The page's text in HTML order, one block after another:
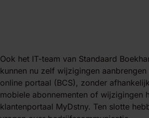
Ook het IT-team van Standaard
kunnen nu zelf wijzigingen
online portaal (BCS), zonder
mobiele abonnementen of wijzigingen
klantenportaal MyDstny. Ten slotte